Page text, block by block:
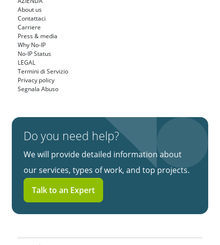
About us
Contattaci
Carriere
Press & media
Why No-IP
No-IP Status
LEGAL
Termini di Servizio
Privacy policy
Segnala Abuso
Do you need help?
We will provide detailed information about
our services, types of work, and top projects.
Talk to an Expert